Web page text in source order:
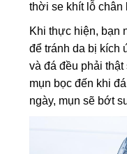
thờise khít lỗ chân
Khi thực hiện, bạn
để tránh da bị kích
và đá đều phải
mụn bọc đến khi
ngày, mụn sẽ bớt